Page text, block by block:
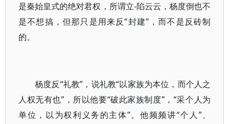
是秦始皇式的绝对君权，所谓立-陷云云，杨度倒也不
是不想搞，但那只是用来反“封建”，而不是反砖制
的。
杨度反“礼教”，说礼教“以家族为本位，而个人之
人权无有也”，所以他要“破此家族制度”，“采个人为
单位，以为权利义务的主体”。他频频讲“个人”、